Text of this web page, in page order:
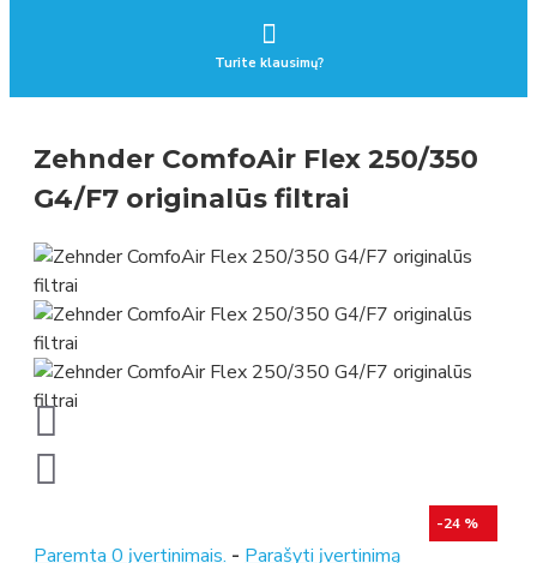
Turite klausimų?
Zehnder ComfoAir Flex 250/350
G4/F7 originalūs filtrai
-24 %
Paremta 0 įvertinimais. - Parašyti įvertinimą